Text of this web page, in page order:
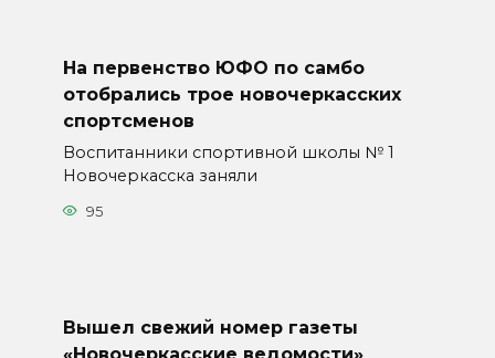
На первенство ЮФО по самбо
отобрались трое новочеркасских
спортсменов
Воспитанники спортивной школы № 1
Новочеркасска заняли
95
Вышел свежий номер газеты
«Новочеркасские ведомости»